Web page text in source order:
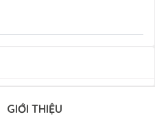
GIỚI THIỆU